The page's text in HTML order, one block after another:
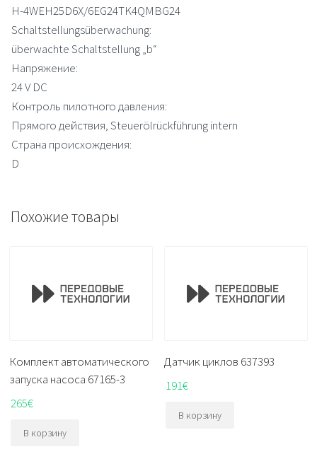
H-4WEH25D6X/6EG24TK4QMBG24
Schaltstellungsüberwachung:
überwachte Schaltstellung „b“
Напряжение:
24 V DC
Контроль пилотного давления:
Прямого действия, Steuerölrückführung intern
Страна происхождения:
D
Похожие товары
Комплект автоматического
запуска насоса 67165-3
265€
В корзину
Датчик циклов 637393
191€
В корзину